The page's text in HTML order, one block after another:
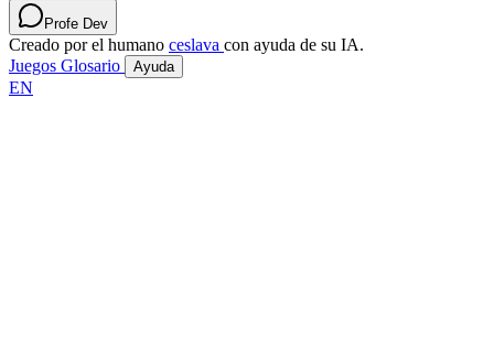
Profe Dev
Creado por el humano ceslava con ayuda de su IA.
Juegos Glosario Ayuda
EN